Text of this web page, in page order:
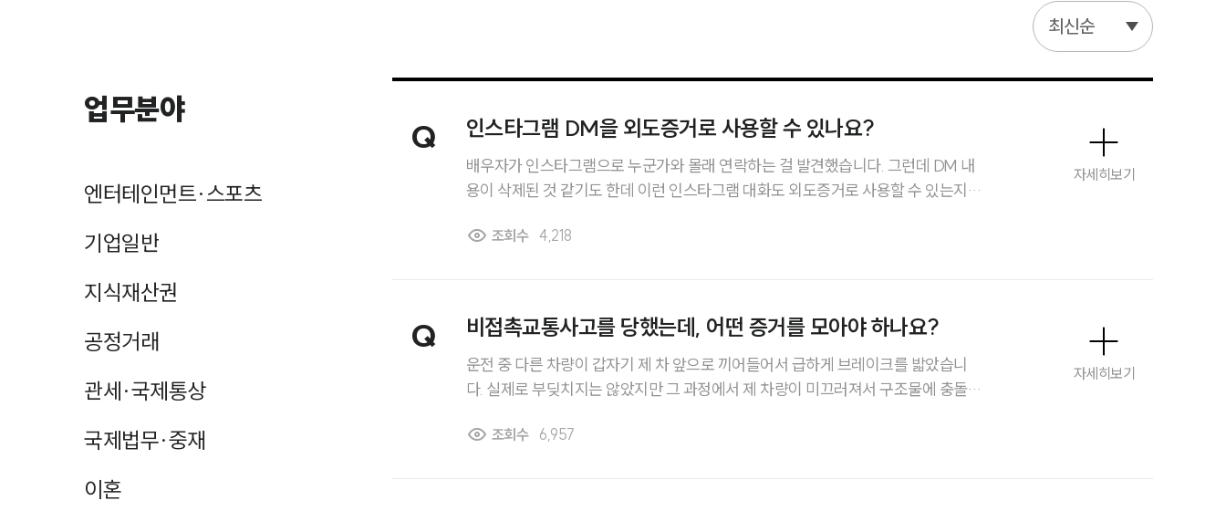
오시는 길
글로벌 파트너 로펌
최신순
업무분야
엔터테인먼트·스포츠
기업일반
지식재산권
공정거래
관세·국제통상
국제법무·중재
이혼
Q 인스타그램 DM을 외도증거로 사용할 수 있나요?
배우자가 인스타그램으로 누군가와 몰래 연락하는 걸 발견했습니다. 그런데 DM 내
용이 삭제된 것 같기도 한데 이런 인스타그램 대화도 외도증거로 사용할 수 있는지
다. 조회수 4,218
자세히보기
Q 비접촉교통사고를 당했는데, 어떤 증거를 모아야 하나요?
운전 중 다른 차량이 갑자기 제 차 앞으로 끼어들어서 급하게 브레이크를 밟았습니
다. 실제로 부딪치지는 않았지만 그 과정에서 제 차량이 미끄러져서 구조물에 충돌해
로 인정받으려면 어떤 증거가 필요한지, 제가 지금 무엇을 해야 하는지 알고 싶습니
조회수 6,957
자세히보기